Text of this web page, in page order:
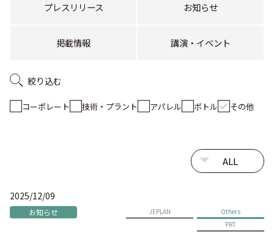
プレスリリース お知らせ
掲載情報 講演・イベント
絞り込む
コーポレート 技術・プラント アパレル ボトル その他
2025/12/09
お知らせ JEPLAN
Others
PRT